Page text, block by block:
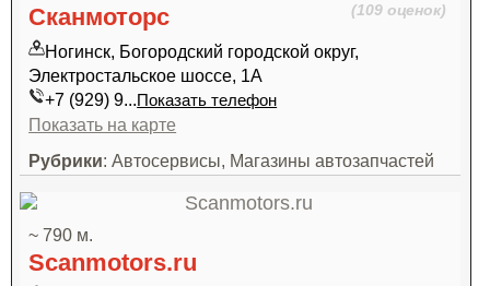
(109 оценок)
Сканмоторс
Ногинск, Богородский городской округ,
Электростальское шоссе, 1А
+7 (929) 9...Показать телефон
Показать на карте
Рубрики: Автосервисы, Магазины автозапчастей
~ 790 м.
Scanmotors.ru